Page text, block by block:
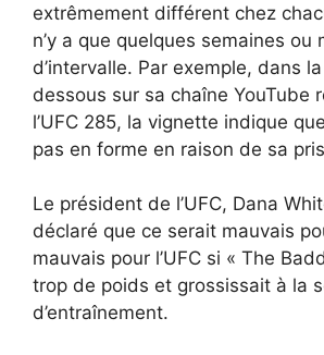
extrêmement différent chez
n’y a que quelques semaines ou
d’intervalle. Par exemple, dans
dessous sur sa chaîne YouTube
l’UFC 285, la vignette indique
pas en forme en raison de sa
Le président de l’UFC, Dana
déclaré que ce serait mauvais
mauvais pour l’UFC si « The
trop de poids et grossissait à la
d’entraînement.